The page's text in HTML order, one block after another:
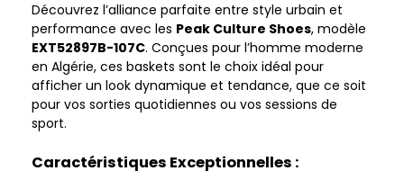
Découvrez l’alliance parfaite entre style urbain et
performance avec les Peak Culture Shoes, modèle
EXT52897B-107C. Conçues pour l’homme moderne
en Algérie, ces baskets sont le choix idéal pour
afficher un look dynamique et tendance, que ce soit
pour vos sorties quotidiennes ou vos sessions de
sport.
Caractéristiques Exceptionnelles :